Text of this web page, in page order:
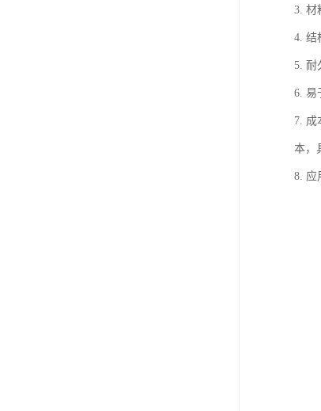
3. 材
4. 结
5. 耐
6. 易
7. 成
本，
8. 应